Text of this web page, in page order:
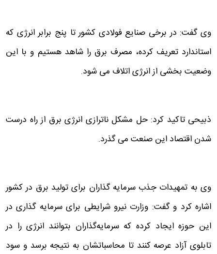
وی گفت: در برخی صنایع فولادی کشور تا پنج برابر انرژی که
استاندارد تعریف کرده، مصرف برق را شاهد هستیم و با این
وضعیت بخشی از انرژی اتلاف می شود.
ذبیحی تاکید کرد: حل مشکل ناترازی انرژی برق از راه درست
شدن اقتصاد این صنعت می گذرد.
وی به تمهیدات جذب سرمایه گذاران برای تولید برق در کشور
اشاره کرد و گفت: وزارت نیرو شرایطی برای سرمایه گذاری در
این حوزه ایجاد کرده که سرمایه‌گذاران بتوانند انرژی را در
تابلوی آزاد عرصه کنند تا محاسباتشان به نتیجه برسد و سود